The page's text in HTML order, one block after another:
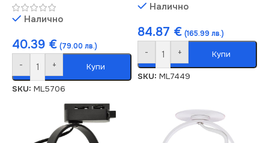
Налично
40.39 € (79.00 лв.)
- + Купи
SKU: ML5706
Налично
84.87 € (165.99 лв.)
- + Купи
SKU: ML7449